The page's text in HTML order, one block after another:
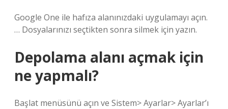
Google One ile hafıza alanınızdaki uygulamayı açın.
… Dosyalarınızı seçtikten sonra silmek için yazın.
Depolama alanı açmak için
ne yapmalı?
Başlat menüsünü açın ve Sistem> Ayarlar> Ayarlar’ı